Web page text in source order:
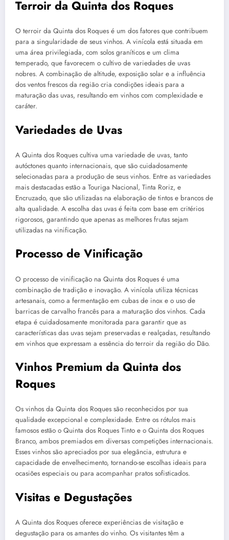
Terroir da Quinta dos Roques
O terroir da Quinta dos Roques é um dos fatores que contribuem
para a singularidade de seus vinhos. A vinícola está situada em
uma área privilegiada, com solos graníticos e um clima
temperado, que favorecem o cultivo de variedades de uvas
nobres. A combinação de altitude, exposição solar e a influência
dos ventos frescos da região cria condições ideais para a
maturação das uvas, resultando em vinhos com complexidade e
caráter.
Variedades de Uvas
A Quinta dos Roques cultiva uma variedade de uvas, tanto
autóctones quanto internacionais, que são cuidadosamente
selecionadas para a produção de seus vinhos. Entre as variedades
mais destacadas estão a Touriga Nacional, Tinta Roriz, e
Encruzado, que são utilizadas na elaboração de tintos e brancos de
alta qualidade. A escolha das uvas é feita com base em critérios
rigorosos, garantindo que apenas as melhores frutas sejam
utilizadas na vinificação.
Processo de Vinificação
O processo de vinificação na Quinta dos Roques é uma
combinação de tradição e inovação. A vinícola utiliza técnicas
artesanais, como a fermentação em cubas de inox e o uso de
barricas de carvalho francês para a maturação dos vinhos. Cada
etapa é cuidadosamente monitorada para garantir que as
características das uvas sejam preservadas e realçadas, resultando
em vinhos que expressam a essência do terroir da região do Dão.
Vinhos Premium da Quinta dos
Roques
Os vinhos da Quinta dos Roques são reconhecidos por sua
qualidade excepcional e complexidade. Entre os rótulos mais
famosos estão o Quinta dos Roques Tinto e o Quinta dos Roques
Branco, ambos premiados em diversas competições internacionais.
Esses vinhos são apreciados por sua elegância, estrutura e
capacidade de envelhecimento, tornando-se escolhas ideais para
ocasiões especiais ou para acompanhar pratos sofisticados.
Visitas e Degustações
A Quinta dos Roques oferece experiências de visitação e
degustação para os amantes do vinho. Os visitantes têm a